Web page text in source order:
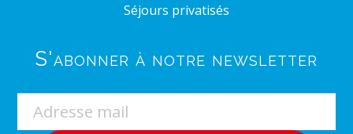
Séjours privatisés
S'abonner à notre newsletter